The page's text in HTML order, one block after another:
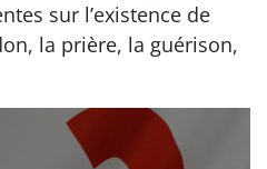
sur l’existence de
la prière, la guérison,